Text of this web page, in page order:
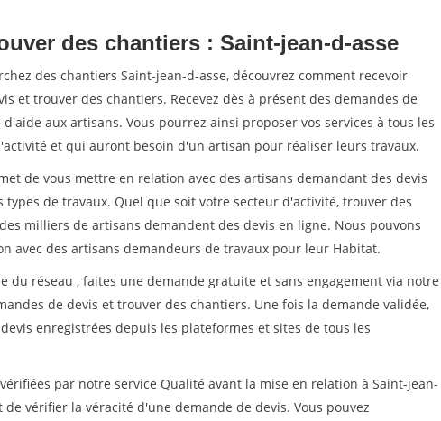
des chantiers : Saint-jean-d-asse
des chantiers Saint-jean-d-asse, découvrez comment recevoir
et trouver des chantiers. Recevez dès à présent des demandes de
aux artisans. Vous pourrez ainsi proposer vos services à tous les
et qui auront besoin d'un artisan pour réaliser leurs travaux.
de vous mettre en relation avec des artisans demandant des devis
de travaux. Quel que soit votre secteur d'activité, trouver des
milliers de artisans demandent des devis en ligne. Nous pouvons
avec des artisans demandeurs de travaux pour leur Habitat.
du réseau , faites une demande gratuite et sans engagement via notre
de devis et trouver des chantiers. Une fois la demande validée,
enregistrées depuis les plateformes et sites de tous les
par notre service Qualité avant la mise en relation à Saint-jean-
vérifier la véracité d'une demande de devis. Vous pouvez